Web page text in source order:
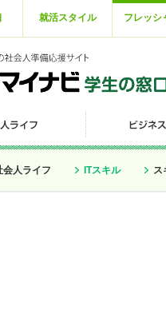
就活スタイル フレッシ
会人ライフ ITスキル ス